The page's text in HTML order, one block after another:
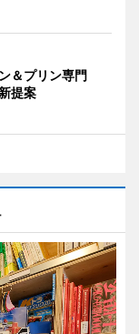
＆プリン専門
提案